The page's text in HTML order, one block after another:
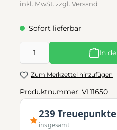
inkl. MwSt. zzgl. Versand
Sofort lieferbar
Produkt Anzahl: Gib den
In
Zum Merkzettel hinzufügen
Produktnummer: VL11650
239 Treuepunkte
insgesamt